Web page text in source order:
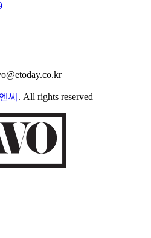
씨 . All rights reserved